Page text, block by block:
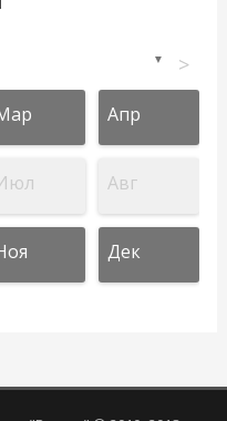
▼ >
Апр
Авг
Дек